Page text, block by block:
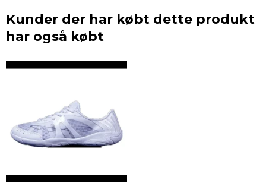
Kunder der har købt dette produkt
har også købt